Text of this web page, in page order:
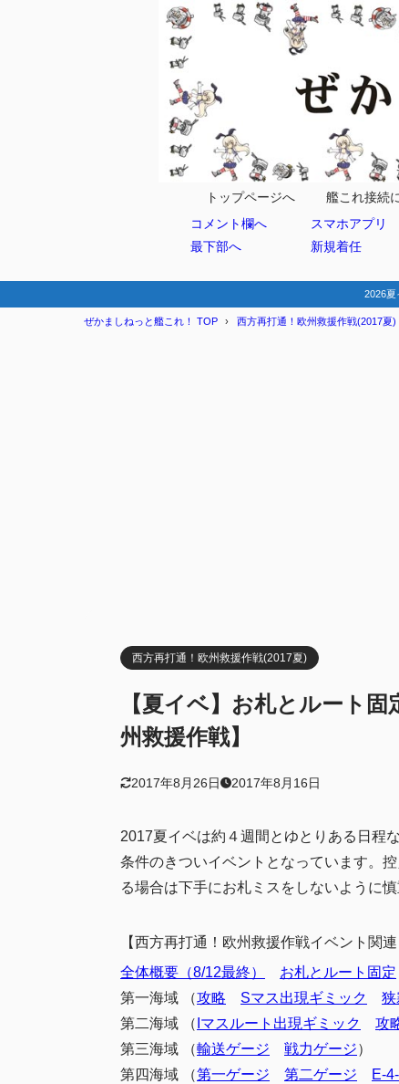
トップページへ
コメント欄へ
最下部へ
艦これ接続
スマホアプリ
新規着任
2026夏
ぜかましねっと艦これ！ TOP 西方再打通！欧州救援作戦(2017夏)
西方再打通！欧州救援作戦(2017夏)
【夏イベ】お札とルート
州救援作戦】
2017年8月26日 2017年8月16日
2017夏イベは約４週間とゆとりある日程
条件のきついイベントとなっています。
る場合は下手にお札ミスをしないように
【西方再打通！欧州救援作戦イベント関連
全体概要（8/12最終）
お札とルート固定
第一海域 （攻略 Sマス出現ギミック 狭
第二海域 （ Iマスルート出現ギミック 攻
第三海域 （輸送ゲージ 戦力ゲージ）
第四海域 （第一ゲージ 第二ゲージ E-
前提
1.1 優先順位
1.2 欧州艦
1.3 索敵値
E-4 紅海
2.1.1 第
E-7
3
3.3 対空カッ
4 まとめ